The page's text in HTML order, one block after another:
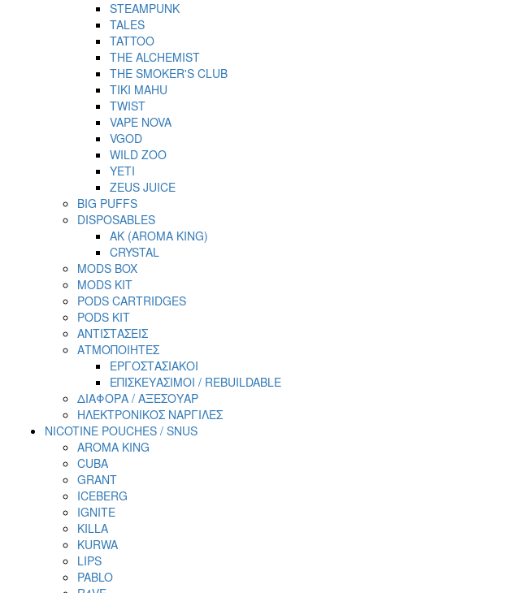
STEAMPUNK
TALES
TATTOO
THE ALCHEMIST
THE SMOKER'S CLUB
TIKI MAHU
TWIST
VAPE NOVA
VGOD
WILD ZOO
YETI
ZEUS JUICE
BIG PUFFS
DISPOSABLES
AK (AROMA KING)
CRYSTAL
MODS BOX
MODS KIT
PODS CARTRIDGES
PODS KIT
ΑΝΤΙΣΤΑΣΕΙΣ
ΑΤΜΟΠΟΙΗΤΕΣ
ΕΡΓΟΣΤΑΣΙΑΚΟΙ
ΕΠΙΣΚΕΥΑΣΙΜΟΙ / REBUILDABLE
ΔΙΑΦΟΡΑ / ΑΞΕΣΟΥΑΡ
ΗΛΕΚΤΡΟΝΙΚΟΣ ΝΑΡΓΙΛΕΣ
NICOTINE POUCHES / SNUS
AROMA KING
CUBA
GRANT
ICEBERG
IGNITE
KILLA
KURWA
LIPS
PABLO